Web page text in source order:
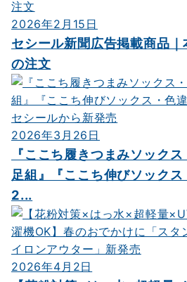
2026年2月15日
セシール新聞広告掲載商品｜
の注文
2026年3月26日
『ここち履きつまみソック
足組』『ここち伸びソックス
2...
2026年4月2日